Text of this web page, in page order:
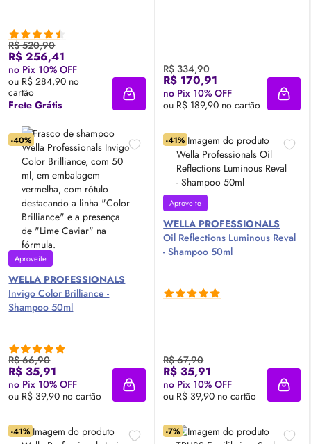
R$ 520,90
R$ 256,41
no Pix 10% OFF
ou R$ 284,90 no
cartão
Frete Grátis
Adicionar à sacola
R$ 334,90
R$ 170,91
no Pix 10% OFF
ou R$ 189,90 no cartão
-40%
Aproveite
WELLA PROFESSIONALS
Invigo Color Brilliance -
Shampoo 50ml
R$ 66,90
R$ 35,91
no Pix 10% OFF
ou R$ 39,90 no cartão
Adicionar à sacola
-41%
Aproveite
WELLA PROFESSIONALS
Oil Reflections Luminous Reval
- Shampoo 50ml
R$ 67,90
R$ 35,91
no Pix 10% OFF
ou R$ 39,90 no cartão
-41% -7%